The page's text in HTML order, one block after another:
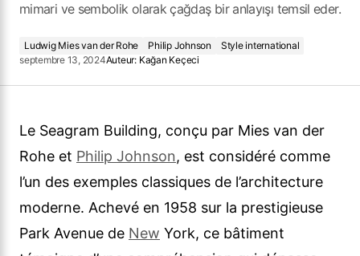
mimari ve sembolik olarak çağdaş bir anlayışı temsil eder.
Ludwig Mies van der Rohe Philip Johnson
Style international
septembre 13, 2024Auteur: Kağan Keçeci
Le Seagram Building, conçu par Mies van der
Rohe et Philip Johnson, est considéré comme
l’un des exemples classiques de l’architecture
moderne. Achevé en 1958 sur la prestigieuse
Park Avenue de New York, ce bâtiment